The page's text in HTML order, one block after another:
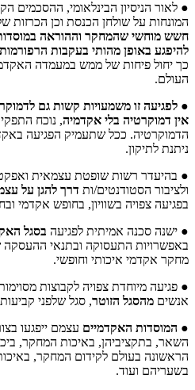
● לאור הניסיון הבינלאומי, ההסכמים
המונחות על שולחן הכנסת וכן
חשש מוחשי שהמחקר וההוראה
להיפגע באופן מהותי בעקבות
כך יחול פיחות של ממש במעמדה
העולם.
● לפגיעה זו משמעויות קשות גם
אין דמוקרטיה בלי אקדמיה, נוכח
הדמוקרטיה. ככל שתעמיק הפגיעה
ניתנת לתיקון.
● בהיעדר רשות שופטת עצמאית
ולציבור הסטודנטים/ות דרך להגן על
בפגיעה צפויה בשוויון, בחופש אקדמי
● ישנה סכנה אמיתית לפגיעה בסגל
באפשרויות התעסוקה ובתנאי ההעסקה
מחקר אקדמי איכותי וחופשי.
● פגיעה מיוחדת צפויה לקבוצות
אנשים מהסגל הזוטר, סגל שלפני
● המוסדות האקדמיים עצמם ייפגעו
השאר, בתקציביהן, באיכות המחקר,
הראשונה בעולם לקידום המחקר,
בשעריהם ועוד.